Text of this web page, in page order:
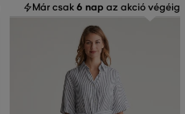
Már csak6 nap az akció végéig